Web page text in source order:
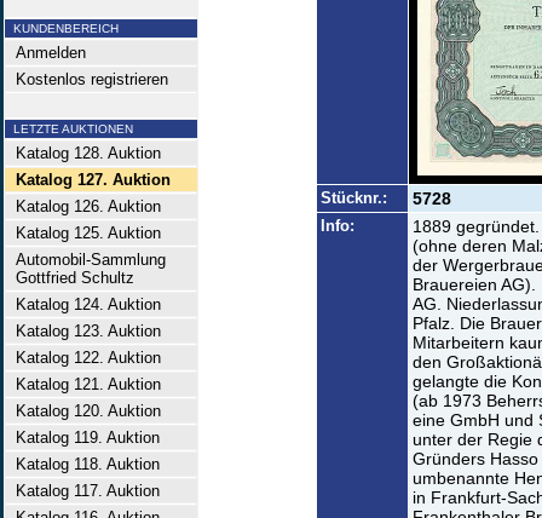
KUNDENBEREICH
Anmelden
Kostenlos registrieren
LETZTE AUKTIONEN
Katalog 128. Auktion
Katalog 127. Auktion
Katalog 126. Auktion
Katalog 125. Auktion
Automobil-Sammlung
Gottfried Schultz
Katalog 124. Auktion
Katalog 123. Auktion
Katalog 122. Auktion
Katalog 121. Auktion
Katalog 120. Auktion
Katalog 119. Auktion
Katalog 118. Auktion
Katalog 117. Auktion
Stücknr.: 5728
Info:
1889
(ohne deren
der
Brauereien
AG.
Pfalz. Die
Mitarbeitern
den
gelangte die
(ab 1973
eine GmbH und
unter der Regie
Gründers
umbenannte
in Frankfurt-